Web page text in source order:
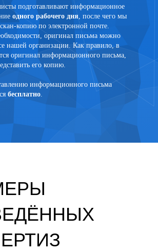
подготавливают информационное
одного рабочего дня, после чего мы
скан-копию по электронной почте.
оригинал письма можно
нашей организации. Как правило, в
оригинал информационного письма,
его копию.
информационного письма
бесплатно.